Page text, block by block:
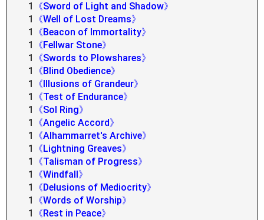
1
《Sword of Light and Shadow》
1
《Well of Lost Dreams》
1
《Beacon of Immortality》
1
《Fellwar Stone》
1
《Swords to Plowshares》
1
《Blind Obedience》
1
《Illusions of Grandeur》
1
《Test of Endurance》
1
《Sol Ring》
1
《Angelic Accord》
1
《Alhammarret's Archive》
1
《Lightning Greaves》
1
《Talisman of Progress》
1
《Windfall》
1
《Delusions of Mediocrity》
1
《Words of Worship》
1
《Rest in Peace》